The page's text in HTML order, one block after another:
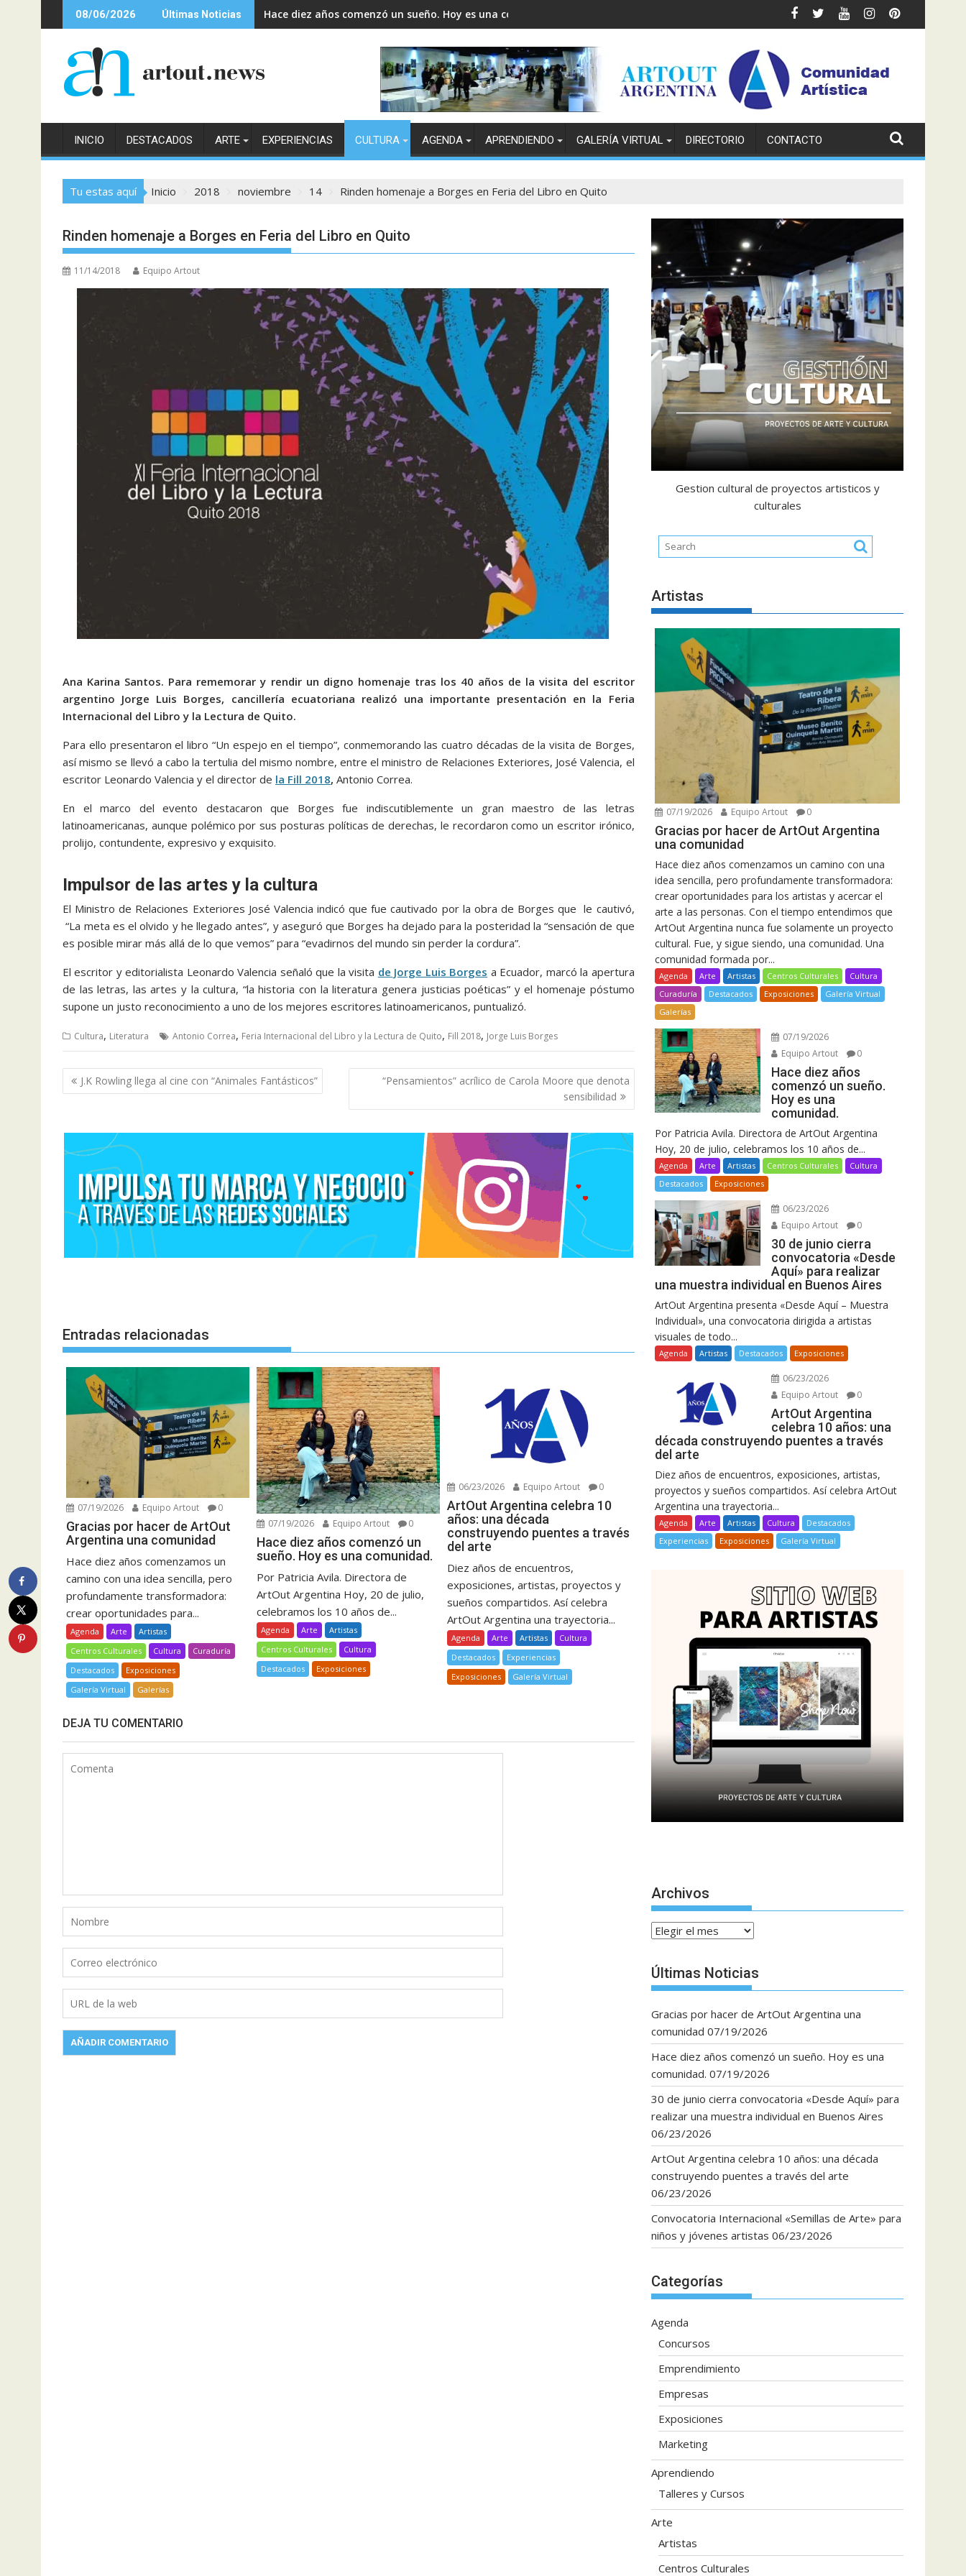
al
08/06/2026 Últimas Noticias Hace diez años comenzó un sueño. Hoy es una comunidad.
INICIO DESTACADOS ARTE EXPERIENCIAS CULTURA AGENDA APRENDIENDO GALERÍA VIRTUAL DIRECTORIO CONTACTO
Tu estas aquí Inicio 2018 noviembre 14 Rinden homenaje a Borges en Feria del Libro en Quito
Rinden homenaje a Borges en Feria del Libro en Quito
11/14/2018 Equipo Artout
Ana Karina Santos. Para rememorar y rendir un digno homenaje tras los 40 años de la visita del escritor
argentino Jorge Luis Borges, cancillería ecuatoriana realizó una importante presentación en la Feria
Internacional del Libro y la Lectura de Quito.
Para ello presentaron el libro “Un espejo en el tiempo”, conmemorando las cuatro décadas de la visita de Borges,
así mismo se llevó a cabo la tertulia del mismo nombre, entre el ministro de Relaciones Exteriores, José Valencia, el
escritor Leonardo Valencia y el director de la Fill 2018, Antonio Correa.
En el marco del evento destacaron que Borges fue indiscutiblemente un gran maestro de las letras
latinoamericanas, aunque polémico por sus posturas políticas de derechas, le recordaron como un escritor irónico,
prolijo, contundente, expresivo y exquisito.
Impulsor de las artes y la cultura
El Ministro de Relaciones Exteriores José Valencia indicó que fue cautivado por la obra de Borges que le cautivó,
“La meta es el olvido y he llegado antes”, y aseguró que Borges ha dejado para la posteridad la “sensación de que
es posible mirar más allá de lo que vemos” para “evadirnos del mundo sin perder la cordura”.
El escritor y editorialista Leonardo Valencia señaló que la visita de Jorge Luis Borges a Ecuador, marcó la apertura
de las letras, las artes y la cultura, “la historia con la literatura genera justicias poéticas” y el homenaje póstumo
supone un justo reconocimiento a uno de los mejores escritores latinoamericanos, puntualizó.
Cultura, Literatura Antonio Correa, Feria Internacional del Libro y la Lectura de Quito, Fill 2018, Jorge Luis Borges
Navegación
de
J.K Rowling llega al cine con “Animales Fantásticos”
“Pensamientos” acrílico de Carola Moore que denota
sensibilidad
Entradas relacionadas
07/19/2026 Equipo Artout 0
Gracias por hacer de ArtOut
Argentina una comunidad
Hace diez años comenzamos un
camino con una idea sencilla, pero
profundamente transformadora:
crear oportunidades para...
Agenda Arte
Artistas
Centros Culturales
Cultura
Curaduría
Destacados
Exposiciones
Galería Virtual
Galerías
07/19/2026 Equipo Artout 0
Hace diez años comenzó un
sueño. Hoy es una comunidad.
Por Patricia Avila. Directora de
ArtOut Argentina Hoy, 20 de julio,
celebramos los 10 años de...
Agenda Arte
Artistas
Centros Culturales
Cultura
Destacados
Exposiciones
06/23/2026 Equipo Artout 0
ArtOut Argentina celebra 10
años: una década
construyendo puentes a través
del arte
Diez años de encuentros,
exposiciones, artistas, proyectos y
sueños compartidos. Así celebra
ArtOut Argentina una trayectoria...
Agenda Arte Artistas
Cultura
Destacados
Experiencias
Exposiciones
Galería Virtual
DEJA TU COMENTARIO
Gestion cultural de proyectos artisticos y
culturales
Artistas
07/19/2026 Equipo Artout 0
Gracias por hacer de ArtOut Argentina
una comunidad
Hace diez años comenzamos un camino con una
idea sencilla, pero profundamente transformadora:
crear oportunidades para los artistas y acercar el
arte a las personas. Con el tiempo entendimos que
ArtOut Argentina nunca fue solamente un proyecto
cultural. Fue, y sigue siendo, una comunidad. Una
comunidad formada por...
Agenda Arte Artistas Centros Culturales
Cultura
Curaduría
Destacados Exposiciones
Galería Virtual
Galerías
07/19/2026
Equipo Artout
0
Hace diez años
comenzó un sueño.
Hoy es una
comunidad.
Por Patricia Avila. Directora de ArtOut Argentina
Hoy, 20 de julio, celebramos los 10 años de...
Agenda Arte Artistas Centros Culturales
Cultura
Destacados
Exposiciones
06/23/2026
Equipo Artout
0
30 de junio cierra
convocatoria «Desde
Aquí» para realizar
una muestra individual en Buenos Aires
ArtOut Argentina presenta «Desde Aquí – Muestra
Individual», una convocatoria dirigida a artistas
visuales de todo...
Agenda Artistas Destacados Exposiciones
06/23/2026
Equipo Artout
0
ArtOut Argentina
celebra 10 años: una
década construyendo puentes a través
del arte
Diez años de encuentros, exposiciones, artistas,
proyectos y sueños compartidos. Así celebra ArtOut
Argentina una trayectoria...
Agenda Arte Artistas Cultura
Destacados
Experiencias
Exposiciones Galería Virtual
Archivos
Archivos
Últimas Noticias
Gracias por hacer de ArtOut Argentina una
comunidad 07/19/2026
Hace diez años comenzó un sueño. Hoy es una
comunidad. 07/19/2026
30 de junio cierra convocatoria «Desde Aquí» para
realizar una muestra individual en Buenos Aires
06/23/2026
ArtOut Argentina celebra 10 años: una década
construyendo puentes a través del arte
06/23/2026
Convocatoria Internacional «Semillas de Arte» para
niños y jóvenes artistas 06/23/2026
Categorías
Agenda
Concursos
Emprendimiento
Empresas
Exposiciones
Marketing
Aprendiendo
Talleres y Cursos
Arte
Artistas
Centros Culturales